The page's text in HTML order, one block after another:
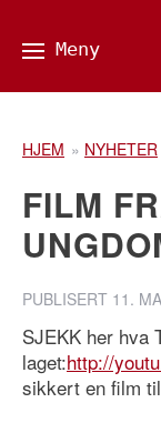
HJEM » NYHETER
FILM
PUBLISERT 11.
SJEKK her hva
laget:http://
sikkert en film